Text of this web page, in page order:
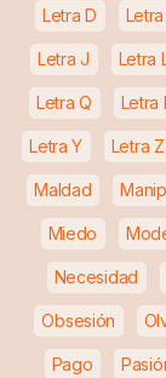
Letra D Letra
Letra J Letra
Letra Q Letra
Letra Y Letra Z
Maldad
Miedo
Necesidad
Obsesión
Pago